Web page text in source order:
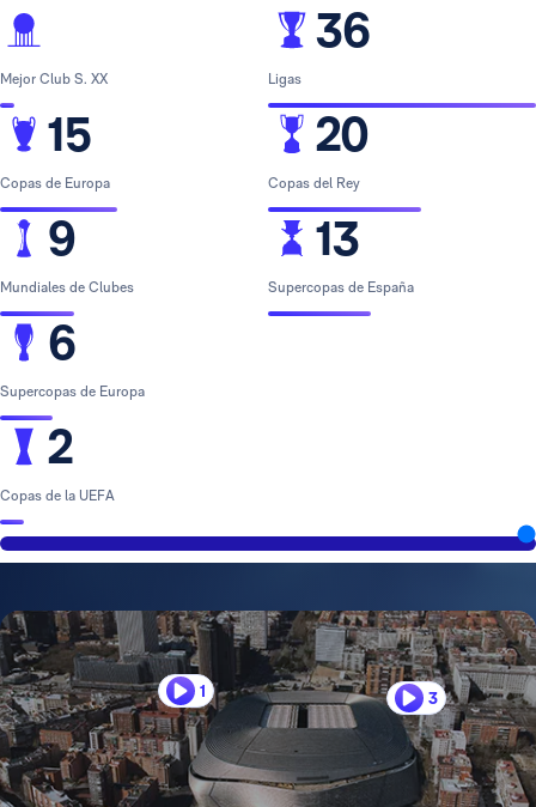
Mejor Club S. XX
15
Copas de Europa
9
Mundiales de Clubes
6
Supercopas de Europa
2
Copas de la UEFA
36
Ligas
20
Copas del Rey
13
Supercopas de España
1 3